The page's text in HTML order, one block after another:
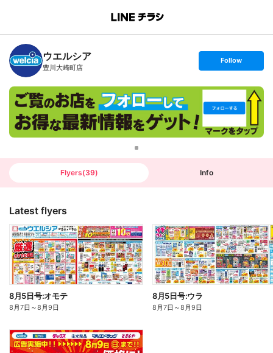
B
n
c
h
T
ウエルシア
豊川大崎町店
s
t
o
l
o
w
Follow
Flyers(39) Info
Latest flyers
8月5日号:オモテ
8月7日 ～8月9日
8月5日号:ウラ
8月7日 ～8月9日